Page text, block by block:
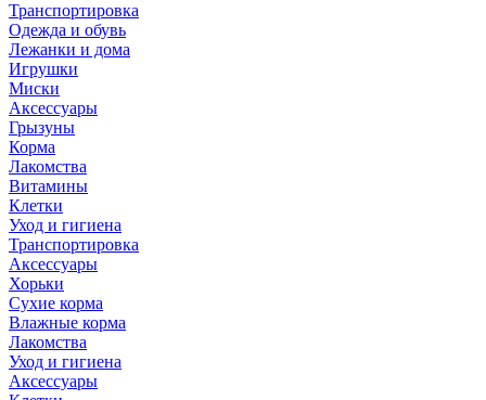
Транспортировка
Одежда и обувь
Лежанки и дома
Игрушки
Миски
Аксессуары
Грызуны
Корма
Лакомства
Витамины
Клетки
Уход и гигиена
Транспортировка
Аксессуары
Хорьки
Сухие корма
Влажные корма
Лакомства
Уход и гигиена
Аксессуары